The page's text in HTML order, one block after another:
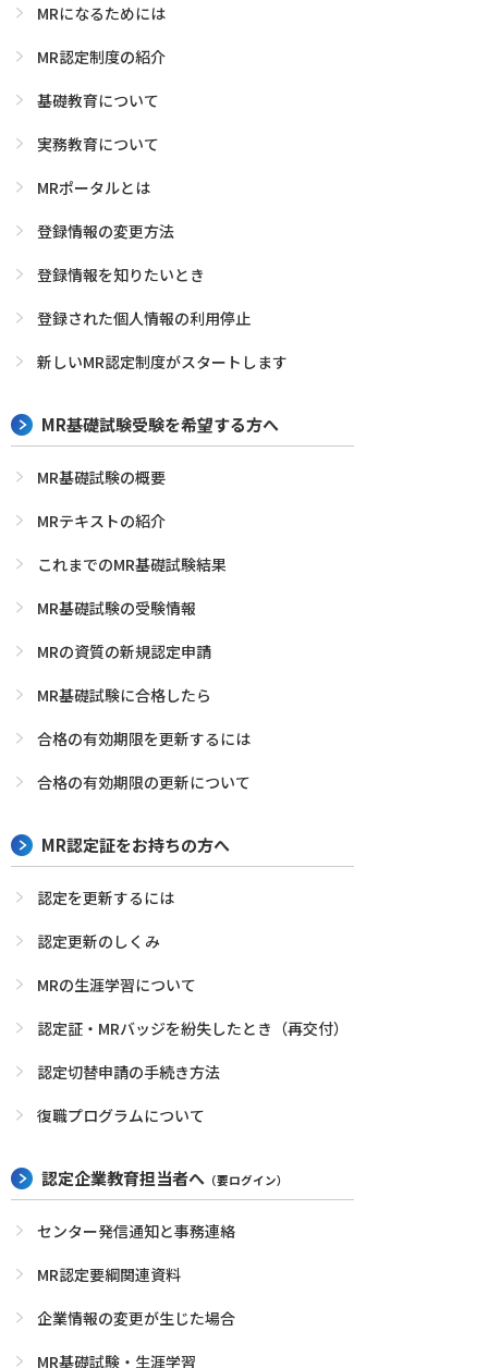
MRになるためには
MR認定制度の紹介
基礎教育について
実務教育について
MRポータルとは
登録情報の変更方法
登録情報を知りたいとき
登録された個人情報の利用停止
新しいMR認定制度がスタートします
MR基礎試験受験を希望する方へ
MR基礎試験の概要
MRテキストの紹介
これまでのMR基礎試験結果
MR基礎試験の受験情報
MRの資質の新規認定申請
MR基礎試験に合格したら
合格の有効期限を更新するには
合格の有効期限の更新について
MR認定証をお持ちの方へ
認定を更新するには
認定更新のしくみ
MRの生涯学習について
認定証・MRバッジを紛失したとき（再交付）
認定切替申請の手続き方法
復職プログラムについて
認定企業教育担当者へ （要ログイン）
センター発信通知と事務連絡
MR認定要綱関連資料
企業情報の変更が生じた場合
MR基礎試験・生涯学習